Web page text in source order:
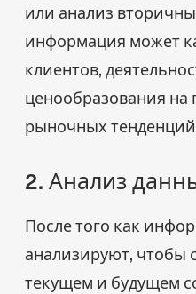
или анализ
информация может
клиентов,
ценообразования на
рыночных
2. Анализ
После того как
анализируют, чтобы
текущем и будущем